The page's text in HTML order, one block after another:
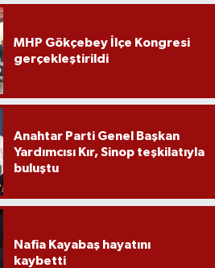
MHP Gökçebey İlçe Kongresi
gerçekleştirildi
Anahtar Parti Genel Başkan
Yardımcısı Kır, Sinop teşkilatıyla
buluştu
Nafia Kayabaş hayatını
kaybetti